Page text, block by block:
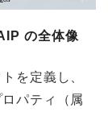
の全体像
を定義し、
パティ（属